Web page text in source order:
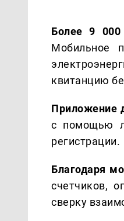
Более 9 000
Мобильное
квитанцию
Приложение
с помощью
регистрации.
Благодаря
счетчиков,
сверку